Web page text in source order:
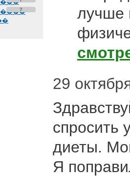
7
лучше
29
спросить
диеты.
Я